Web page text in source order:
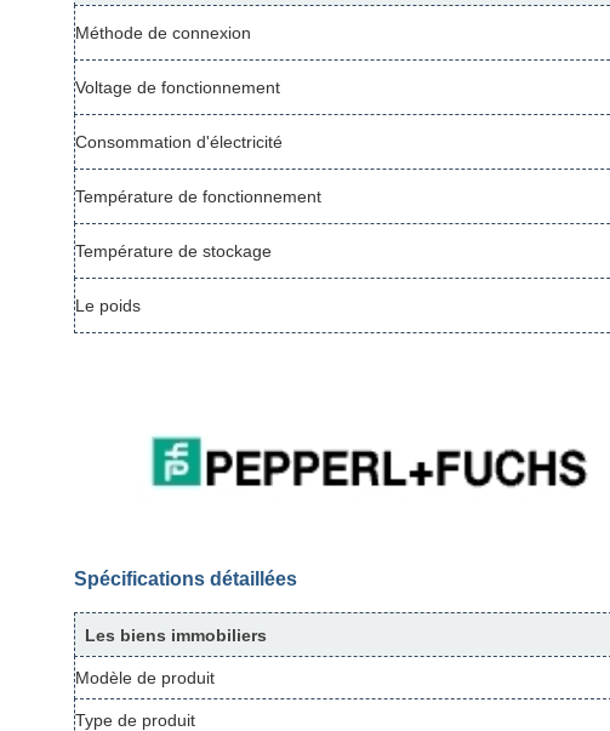
Méthode de connexion
Voltage de fonctionnement
Consommation d'électricité
Température de fonctionnement
Température de stockage
Le poids
Spécifications détaillées
Les biens immobiliers
Modèle de produit
Type de produit